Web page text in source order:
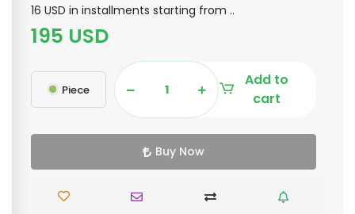
16 USD in installments starting from ..
195 USD
Piece
Add to
cart
Buy Now